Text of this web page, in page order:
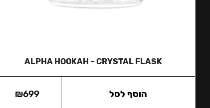
ALPHA HOOKAH – CRYSTAL FLASK
₪699 הוסף לסל